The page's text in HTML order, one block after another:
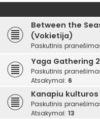
Between the
(Vokietija)
Paskutinis
Yaga Gathering
Paskutinis
Atsakymai: 6
Kanapiu kulturos
Paskutinis
Atsakymai: 13